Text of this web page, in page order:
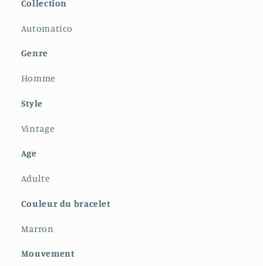
Collection
Automatico
Genre
Homme
Style
Vintage
Age
Adulte
Couleur du bracelet
Marron
Mouvement